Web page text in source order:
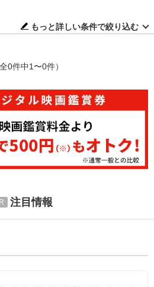
もっと詳しい条件で絞り込む
全0件中1〜0件）
注目情報